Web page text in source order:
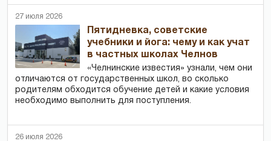
27 июля 2026
Пятидневка, советские
учебники и йога: чему и как учат
в частных школах Челнов
«Челнинские известия» узнали, чем они
отличаются от государственных школ, во сколько
родителям обходится обучение детей и какие условия
необходимо выполнить для поступления.
26 июля 2026